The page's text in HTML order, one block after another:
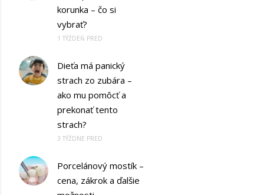
korunka – čo si
vybrať?
1 TÝŽDEŇ PRED
Dieťa má panický
strach zo zubára –
ako mu pomôcť a
prekonať tento
strach?
3 TÝŽDNE PRED
Porcelánový mostík –
cena, zákrok a ďalšie